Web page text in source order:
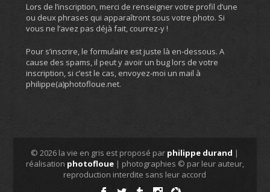
Lors de l’inscription, merci de renseigner votre profil d’une
ou deux phrases qui apparaîtront sous votre photo. Si
vous ne l’avez pas déjà fait, courrez-y !
Pour s’inscrire, le formulaire est juste là en-dessous. A
cause des spams, il peut y avoir un bug lors de votre
inscription, si c’est le cas, envoyez-moi un mail à
philippe(a)photofloue.net.
© 2026 la vie en gris est proposé par philippe durand |
réalisation photofloue| photographies © par leur auteur,
reproduction interdite sans leur accord